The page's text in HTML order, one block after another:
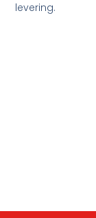
levering.